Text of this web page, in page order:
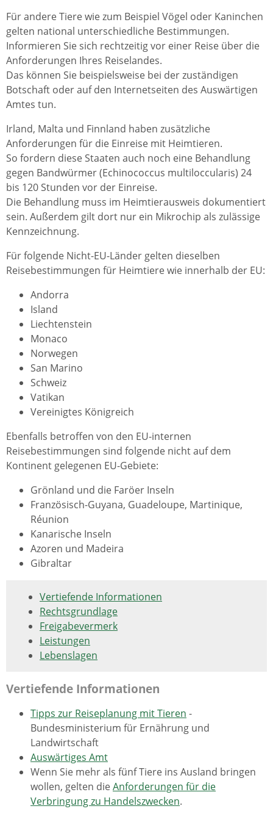
Für andere Tiere wie zum Beispiel Vögel oder Kaninchen
gelten national unterschiedliche Bestimmungen.
Informieren Sie sich rechtzeitig vor einer Reise über die
Anforderungen Ihres Reiselandes.
Das können Sie beispielsweise bei der zuständigen
Botschaft oder auf den Internetseiten des Auswärtigen
Amtes tun.
Irland, Malta und Finnland haben zusätzliche
Anforderungen für die Einreise mit Heimtieren.
So fordern diese Staaten auch noch eine Behandlung
gegen Bandwürmer (Echinococcus multiloccularis) 24
bis 120 Stunden vor der Einreise.
Die Behandlung muss im Heimtierausweis dokumentiert
sein. Außerdem gilt dort nur ein Mikrochip als zulässige
Kennzeichnung.
Für folgende Nicht-EU-Länder gelten dieselben
Reisebestimmungen für Heimtiere wie innerhalb der EU:
Andorra
Island
Liechtenstein
Monaco
Norwegen
San Marino
Schweiz
Vatikan
Vereinigtes Königreich
Ebenfalls betroffen von den EU-internen
Reisebestimmungen sind folgende nicht auf dem
Kontinent gelegenen EU-Gebiete:
Grönland und die Faröer Inseln
Französisch-Guyana, Guadeloupe, Martinique,
Réunion
Kanarische Inseln
Azoren und Madeira
Gibraltar
Vertiefende Informationen
Rechtsgrundlage
Freigabevermerk
Leistungen
Lebenslagen
Vertiefende Informationen
Tipps zur Reiseplanung mit Tieren -
Bundesministerium für Ernährung und
Landwirtschaft
Auswärtiges Amt
Wenn Sie mehr als fünf Tiere ins Ausland bringen
wollen, gelten dieAnforderungen für die
Verbringung zu Handelszwecken.